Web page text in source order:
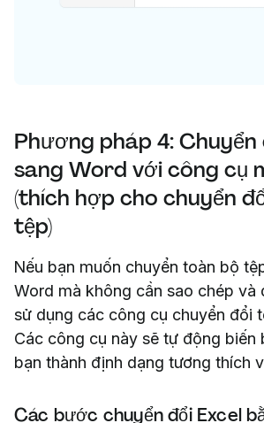
Phương pháp 4: Chuyển
sang Word với công cụ
(thích hợp cho chuyển
tệp)
Nếu bạn muốn chuyển toàn bộ
Word mà không cần sao chép và
sử dụng các công cụ chuyển đổi
Các công cụ này sẽ tự động biến
bạn thành định dạng tương thích
Các bước chuyển đổi Excel